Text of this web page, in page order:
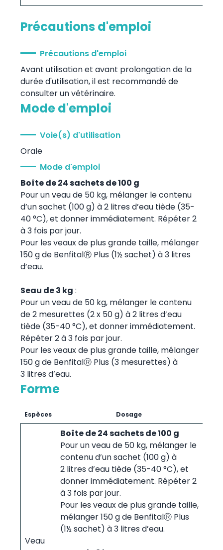
Précautions d'emploi
Précautions d'emploi
Avant utilisation et avant prolongation de la
durée d'utilisation, il est recommandé de
consulter un vétérinaire.
Mode d'emploi
Voie(s) d'utilisation
Orale
Mode d'emploi
Boîte de 24 sachets de 100 g
Pour un veau de 50 kg, mélanger le contenu
d’un sachet (100 g) à 2 litres d’eau tiède (35-
40 °C), et donner immédiatement. Répéter 2
à 3 fois par jour.
Pour les veaux de plus grande taille, mélanger
150 g de BenfitalⓇ Plus (1½ sachet) à 3 litres
d’eau.
Seau de 3 kg :
Pour un veau de 50 kg, mélanger le contenu
de 2 mesurettes (2 x 50 g) à 2 litres d’eau
tiède (35-40 °C), et donner immédiatement.
Répéter 2 à 3 fois par jour.
Pour les veaux de plus grande taille, mélanger
150 g de BenfitalⓇ Plus (3 mesurettes) à
3 litres d’eau.
Forme
Espèces Dosage
Veau
Boîte de 24 sachets de 100 g
Pour un veau de 50 kg, mélanger le
contenu d’un sachet (100 g) à
2 litres d’eau tiède (35-40 °C), et
donner immédiatement. Répéter 2
à 3 fois par jour.
Pour les veaux de plus grande taille,
mélanger 150 g de BenfitalⓇ Plus
(1½ sachet) à 3 litres d’eau.